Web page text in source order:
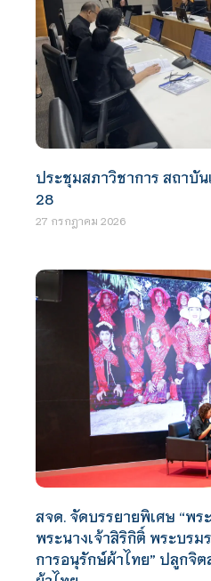
ประชุมสภาวิชาการ สถาบัน
28
27 กรกฎาคม 2026
สจด. จัดบรรยายพิเศษ “พ
พระนางเจ้าสิริกิติ์ พระบร
การอนุรักษ์ผ้าไทย” ปลูก